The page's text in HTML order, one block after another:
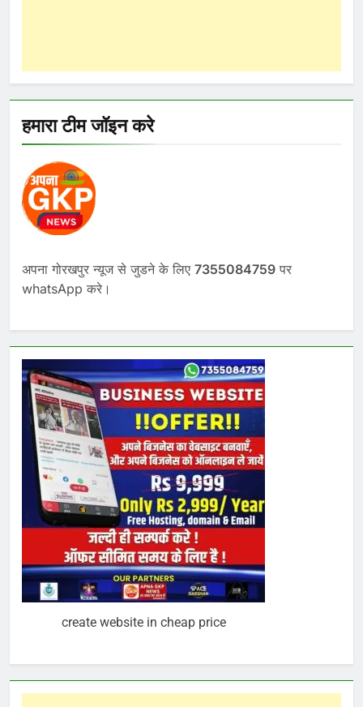
हमारा टीम जॉइन करे
अपना गोरखपुर न्यूज से जुडने के लिए 7355084759 पर
whatsApp करे।
create website in cheap price